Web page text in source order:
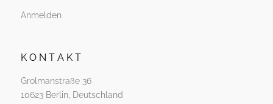
Anmelden
K O N T A K T
Grolmanstraße 36
10623 Berlin, Deutschland